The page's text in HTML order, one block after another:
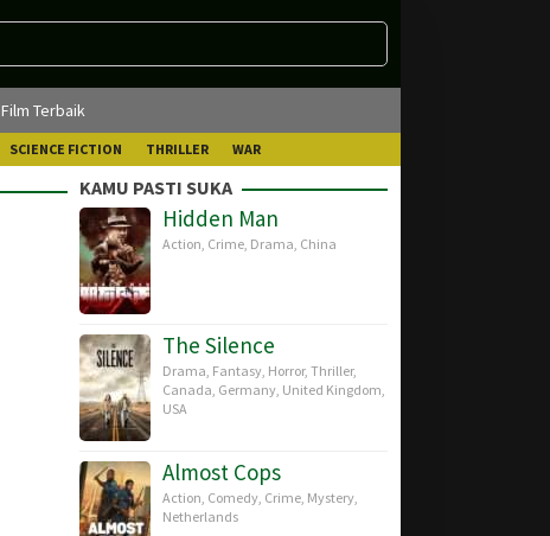
Film Terbaik
SCIENCE FICTION THRILLER WAR
KAMU PASTI SUKA
Hidden Man
Action, Crime, Drama, China
The Silence
Drama, Fantasy, Horror, Thriller,
Canada, Germany, United Kingdom,
USA
Almost Cops
Action, Comedy, Crime, Mystery,
Netherlands